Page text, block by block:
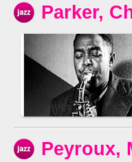
Parker,
Peyroux,